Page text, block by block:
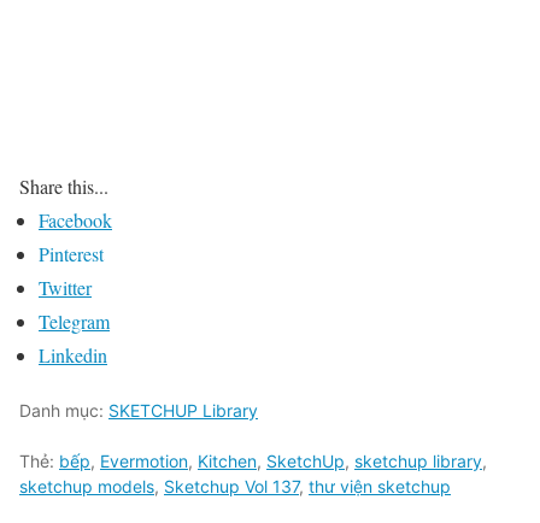
Share this...
Facebook
Pinterest
Twitter
Telegram
Linkedin
Danh mục: SKETCHUP Library
Thẻ: bếp, Evermotion, Kitchen, SketchUp, sketchup library,
sketchup models, Sketchup Vol 137, thư viện sketchup